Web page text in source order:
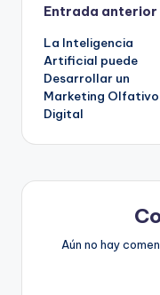
de
entradas
Entrada anterior
La Inteligencia
Artificial puede
Desarrollar un
Marketing Olfativo
Digital
Aún no hay